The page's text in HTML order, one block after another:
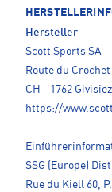
Hersteller
Scott Sports SA
Route du Crochet
CH - 1762 Givisiez
https://
SSG (Europe)
Rue du Kiell 60,